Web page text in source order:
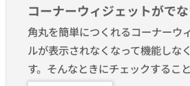
コーナーウィジェットがでな
角丸を簡単につくれるコーナーウ
ルが表示されなくなって機能しな
す。そんなときにチェックするこ